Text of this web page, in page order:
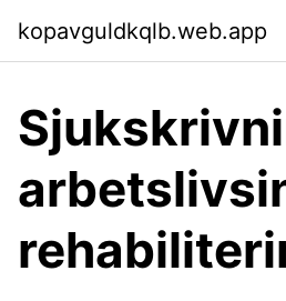
kopavguldkqlb.web.app